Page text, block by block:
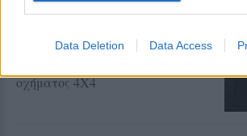
Data Deletion Data Access
Έκκληση για νέο πυροσβεστικό
Ξεκίνησε εκστρατεία
συγκέντρωσης χρημάτων για την
οχήματος 4Χ4